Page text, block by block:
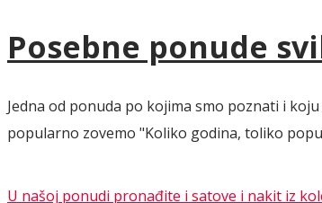
Posebne ponude
Jedna od ponuda po kojima smo poznati i
popularno zovemo "Koliko godina, toliko
U našoj ponudi pronađite i satove i nakit iz